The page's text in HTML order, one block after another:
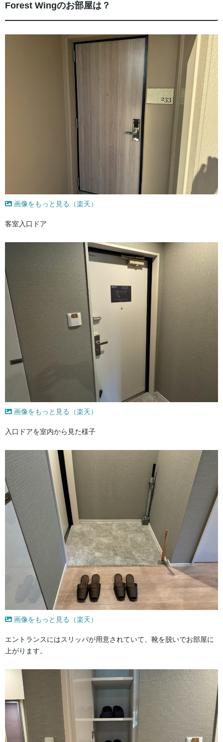
Forest Wingのお部屋は？
画像をもっと見る（楽天）
客室入口ドア
画像をもっと見る（楽天）
入口ドアを室内から見た様子
画像をもっと見る（楽天）
エントランスにはスリッパが用意されていて、靴を脱いでお部屋に
上がります。